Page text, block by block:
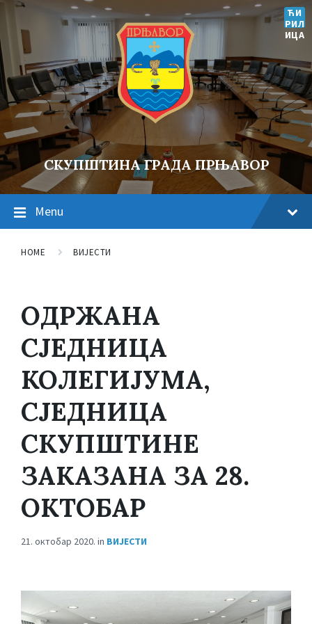
ЋИ
РИЛ
ИЦА
СКУПШТИНА ГРАДА ПРЊАВОР
Menu
HOME ВИЈЕСТИ
ОДРЖАНА
СЈЕДНИЦА
КОЛЕГИЈУМА,
СЈЕДНИЦА
СКУПШТИНЕ
ЗАКАЗАНА ЗА 28.
ОКТОБАР
21. октобар 2020. in ВИЈЕСТИ